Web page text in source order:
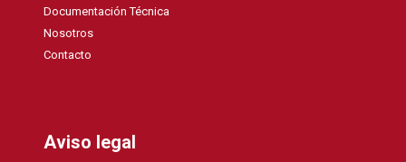
Documentación Técnica
Nosotros
Contacto
Aviso legal